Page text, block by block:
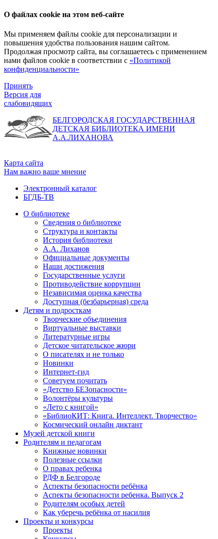
О файлах cookie на этом веб-сайте
Мы применяем файлы cookie для персонализации и
повышения удобства пользования нашим сайтом.
Продолжая просмотр сайта, вы соглашаетесь с применением
нами файлов cookie в соответствии с «Политикой
конфиденциальности»
Принять
Версия для
слабовидящих
БЕЛГОРОДСКАЯ ГОСУДАРСТВЕННАЯ
ДЕТСКАЯ БИБЛИОТЕКА ИМЕНИ
А.А.ЛИХАНОВА
Карта сайта
Нам важно ваше мнение
Электронный каталог
БГДБ-ТВ
О библиотеке
Сведения о библиотеке
Структура и контакты
История библиотеки
А.А. Лиханов
Официальные документы
Наши достижения
Государственные услуги
Противодействие коррупции
Независимая оценка качества
Доступная (безбарьерная) среда
Детям и подросткам
Творческие объединения
Виртуальные выставки
Литературные игры
Детское читательское жюри
О писателях и не только
Новинки
Интернет-гид
Советуем почитать
«Детство БЕЗопасности»
Волонтёры культуры
«Лето с книгой»
«БиблиоКИТ: Книга. Интеллект. Творчество»
Космический онлайн диктант
Музей детской книги
Родителям и педагогам
Книжные новинки
Полезные ссылки
О правах ребенка
РДФ в Белгороде
Аспекты безопасности ребёнка
Аспекты безопасности ребенка. Выпуск 2
Родителям особых детей
Как уберечь ребёнка от насилия
Проекты и конкурсы
Проекты